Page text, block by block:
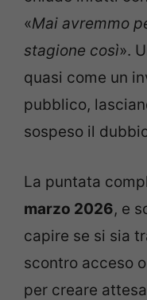
«Mai avremmo
stagione così».
quasi come un
pubblico,
sospeso il
La puntata
marzo 2026, e
capire se si sia
scontro acceso
per creare